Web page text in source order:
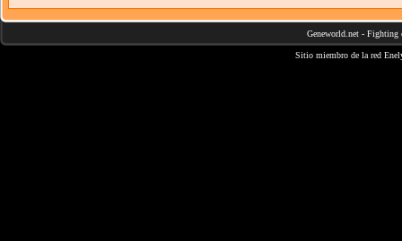
Geneworld.net - Fighting
Sitio miembro de la red